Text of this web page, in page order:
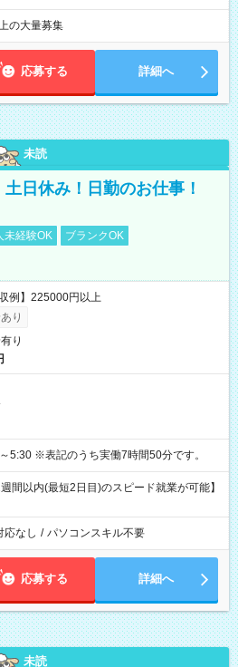
の大量募集
応募する 詳細へ
未読
日休み！日勤のお仕事！
未経験OK
ブランクOK
例】225000円以上
り
り
8:15～17:00 20:45～5:30 ※表記のうち実働7時間50分です。
間以内(最短2日目)のスピード就業が可能】
応なし / パソコンスキル不要
応募する 詳細へ
未読